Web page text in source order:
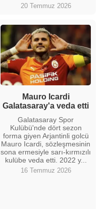
20 Temmuz 2026
Mauro Icardi
Galatasaray'a veda etti
Galatasaray Spor
Kulübü'nde dört sezon
forma giyen Arjantinli golcü
Mauro Icardi, sözleşmesinin
sona ermesiyle sarı-kırmızılı
kulübe veda etti. 2022 y...
16 Temmuz 2026